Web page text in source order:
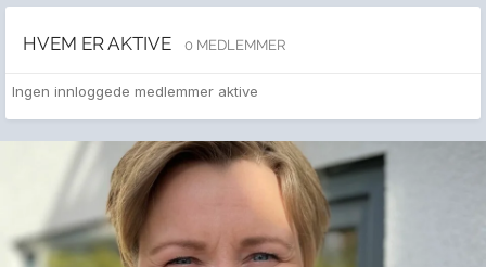
HVEM ER AKTIVE 0 MEDLEMMER
Ingen innloggede medlemmer aktive